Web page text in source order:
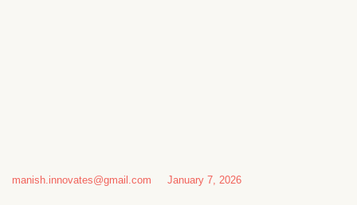
manish.innovates@gmail.com January 7, 2026